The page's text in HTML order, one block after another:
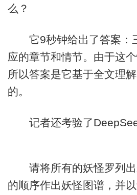
么？
它9秒钟给出了答案：
应的章节和情节。由于这
所以答案是它基于全文理
的。
记者还考验了
请将所有的妖怪罗列出
的顺序作出妖怪图谱，并